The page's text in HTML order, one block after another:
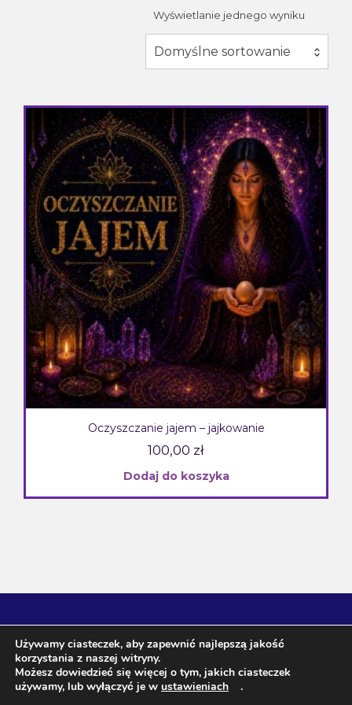
Wyświetlanie jednego wyniku
Domyślne sortowanie
Oczyszczanie jajem – jajkowanie
100,00 zł
Dodaj do koszyka
Używamy ciasteczek, aby zapewnić najlepszą jakość
korzystania z naszej witryny.
Możesz dowiedzieć się więcej o tym, jakich ciasteczek
używamy, lub wyłączyć je w ustawieniach .